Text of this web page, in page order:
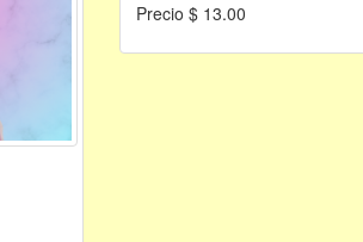
Precio $ 13.00